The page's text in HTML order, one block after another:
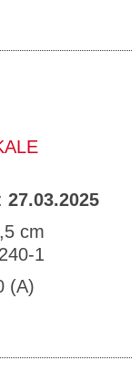
27.03.2025
cm
1
(A)